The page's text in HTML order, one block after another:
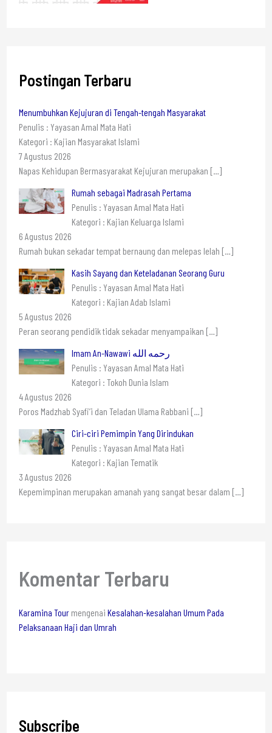
Postingan Terbaru
Menumbuhkan Kejujuran di Tengah-tengah Masyarakat
Penulis : Yayasan Amal Mata Hati
Kategori : Kajian Masyarakat Islami
7 Agustus 2026
Napas Kehidupan Bermasyarakat Kejujuran merupakan […]
Rumah sebagai Madrasah Pertama
Penulis : Yayasan Amal Mata Hati
Kategori : Kajian Keluarga Islami
6 Agustus 2026
Rumah bukan sekadar tempat bernaung dan melepas lelah […]
Kasih Sayang dan Keteladanan Seorang Guru
Penulis : Yayasan Amal Mata Hati
Kategori : Kajian Adab Islami
5 Agustus 2026
Peran seorang pendidik tidak sekadar menyampaikan […]
Imam An-Nawawi رحمه الله
Penulis : Yayasan Amal Mata Hati
Kategori : Tokoh Dunia Islam
4 Agustus 2026
Poros Madzhab Syafi’i dan Teladan Ulama Rabbani […]
Ciri-ciri Pemimpin Yang Dirindukan
Penulis : Yayasan Amal Mata Hati
Kategori : Kajian Tematik
3 Agustus 2026
Kepemimpinan merupakan amanah yang sangat besar dalam […]
Komentar Terbaru
Karamina Tourmengenai Kesalahan-kesalahan Umum Pada
Pelaksanaan Haji dan Umrah
Subscribe